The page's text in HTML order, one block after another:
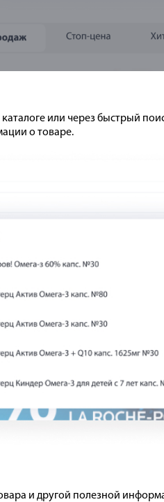
или через быстрый
о товаре.
и другой полезной